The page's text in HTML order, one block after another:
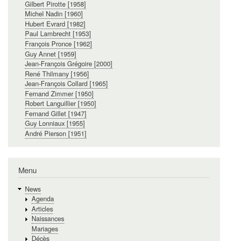
Gilbert Pirotte [1958]
Michel Nadin [1960]
Hubert Evrard [1982]
Paul Lambrecht [1953]
François Pronce [1962]
Guy Annet [1959]
Jean-François Grégoire [2000]
René Thilmany [1956]
Jean-François Collard [1965]
Fernand Zimmer [1950]
Robert Languillier [1950]
Fernand Gillet [1947]
Guy Lonniaux [1955]
André Pierson [1951]
Menu
News
Agenda
Articles
Naissances
Mariages
Décès